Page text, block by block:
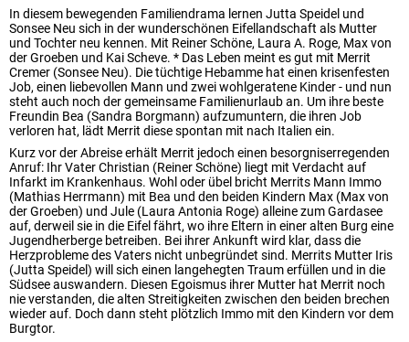
In diesem bewegenden Familiendrama lernen Jutta Speidel und
Sonsee Neu sich in der wunderschönen Eifellandschaft als Mutter
und Tochter neu kennen. Mit Reiner Schöne, Laura A. Roge, Max von
der Groeben und Kai Scheve. * Das Leben meint es gut mit Merrit
Cremer (Sonsee Neu). Die tüchtige Hebamme hat einen krisenfesten
Job, einen liebevollen Mann und zwei wohlgeratene Kinder - und nun
steht auch noch der gemeinsame Familienurlaub an. Um ihre beste
Freundin Bea (Sandra Borgmann) aufzumuntern, die ihren Job
verloren hat, lädt Merrit diese spontan mit nach Italien ein.
Kurz vor der Abreise erhält Merrit jedoch einen besorgniserregenden
Anruf: Ihr Vater Christian (Reiner Schöne) liegt mit Verdacht auf
Infarkt im Krankenhaus. Wohl oder übel bricht Merrits Mann Immo
(Mathias Herrmann) mit Bea und den beiden Kindern Max (Max von
der Groeben) und Jule (Laura Antonia Roge) alleine zum Gardasee
auf, derweil sie in die Eifel fährt, wo ihre Eltern in einer alten Burg eine
Jugendherberge betreiben. Bei ihrer Ankunft wird klar, dass die
Herzprobleme des Vaters nicht unbegründet sind. Merrits Mutter Iris
(Jutta Speidel) will sich einen langehegten Traum erfüllen und in die
Südsee auswandern. Diesen Egoismus ihrer Mutter hat Merrit noch
nie verstanden, die alten Streitigkeiten zwischen den beiden brechen
wieder auf. Doch dann steht plötzlich Immo mit den Kindern vor dem
Burgtor.